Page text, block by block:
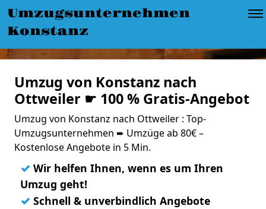
Umzugsunternehmen
Konstanz
Umzug von Konstanz nach
Ottweiler ☛ 100 % Gratis-Angebot
Umzug von Konstanz nach Ottweiler : Top-
Umzugsunternehmen ➨ Umzüge ab 80€ –
Kostenlose Angebote in 5 Min.
✓ Wir helfen Ihnen, wenn es um Ihren
Umzug geht!
✓ Schnell & unverbindlich Angebote